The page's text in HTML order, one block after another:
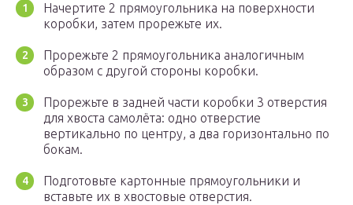
Начертите 2 прямоугольника на поверхности
коробки, затем прорежьте их.
Прорежьте 2 прямоугольника аналогичным
образом с другой стороны коробки.
Прорежьте в задней части коробки 3 отверстия
для хвоста самолёта: одно отверстие
вертикально по центру, а два горизонтально по
бокам.
Подготовьте картонные прямоугольники и
вставьте их в хвостовые отверстия.